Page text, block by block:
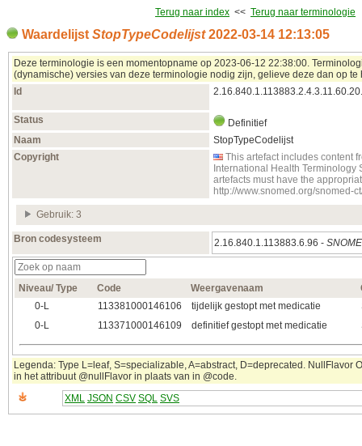
Terug naar index << Terug naar terminologie
Waardelijst StopTypeCodelijst2022‑03‑14 12:13:05
Deze terminologie is een momentopname op 2023‑06‑12 22:38:00.
(dynamische) versies van deze terminologie nodig zijn, gelieve deze dan op te
Id
Status
Definitief
Naam
StopTypeCodelijst
Copyright
This artefact includes content
International Health
artefacts must have the
http://www.snomed.org/snomed-
Gebruik: 3
Bron codesysteem 2.16.840.1.113883.6.96 -
Niveau/ Type Code Weergavenaam
0‑L
113381000146106 tijdelijk gestopt met medicatie
0‑L
113371000146109 definitief gestopt met medicatie
Legenda: Type L=leaf, S=specializable, A=abstract, D=deprecated.
in het attribuut @nullFlavor in plaats van in @code.
XML JSON CSV SQL SVS